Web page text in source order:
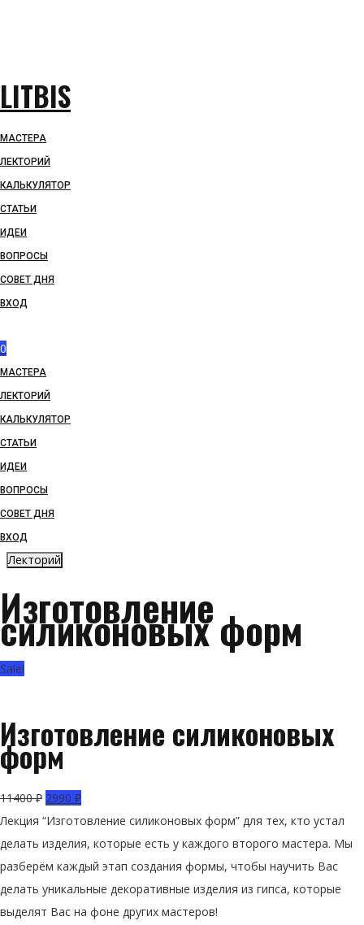
LITBIS
МАСТЕРА
ЛЕКТОРИЙ
КАЛЬКУЛЯТОР
СТАТЬИ
ИДЕИ
ВОПРОСЫ
СОВЕТ ДНЯ
ВХОД
0
МАСТЕРА
ЛЕКТОРИЙ
КАЛЬКУЛЯТОР
СТАТЬИ
ИДЕИ
ВОПРОСЫ
СОВЕТ ДНЯ
ВХОД
Лекторий
Изготовление
силиконовых форм
Sale!
Изготовление силиконовых
форм
11400₽ 2990 ₽
Лекция “Изготовление силиконовых форм” для тех, кто устал
делать изделия, которые есть у каждого второго мастера. Мы
разберём каждый этап создания формы, чтобы научить Вас
делать уникальные декоративные изделия из гипса, которые
выделят Вас на фоне других мастеров!